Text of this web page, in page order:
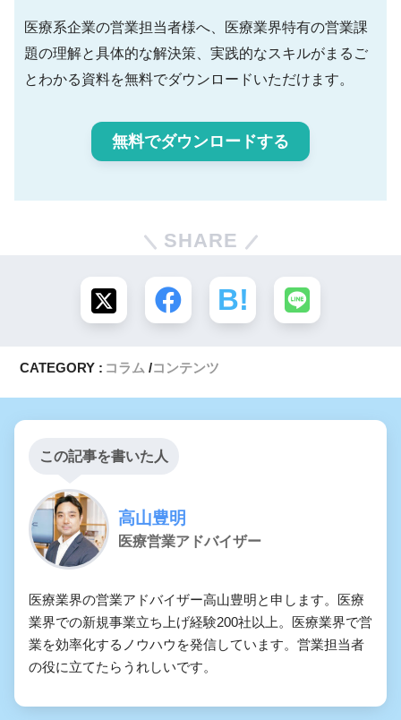
医療系企業の営業担当者様へ、医療業界特有の営業課
題の理解と具体的な解決策、実践的なスキルがまるご
とわかる資料を無料でダウンロードいただけます。
無料でダウンロードする
SHARE
CATEGORY : コラム コンテンツ
この記事を書いた人
高山豊明
医療営業アドバイザー
医療業界の営業アドバイザー高山豊明と申します。医療
業界での新規事業立ち上げ経験200社以上。医療業界で営
業を効率化するノウハウを発信しています。営業担当者
の役に立てたらうれしいです。